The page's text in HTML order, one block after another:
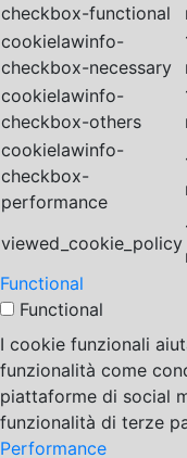
checkbox-functional
cookielawinfo-
checkbox-necessary
cookielawinfo-
checkbox-others
cookielawinfo-
checkbox-
performance
viewed_cookie_policy
Functional
Functional
I cookie funzionali
funzionalità come
piattaforme di social
funzionalità di terze
Performance